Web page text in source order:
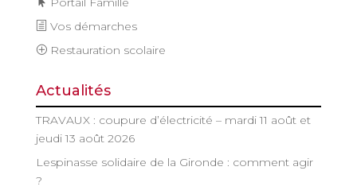
Vos démarches
Restauration scolaire
Actualités
TRAVAUX : coupure d’électricité – mardi 11 août et
jeudi 13 août 2026
Lespinasse solidaire de la Gironde : comment agir
?